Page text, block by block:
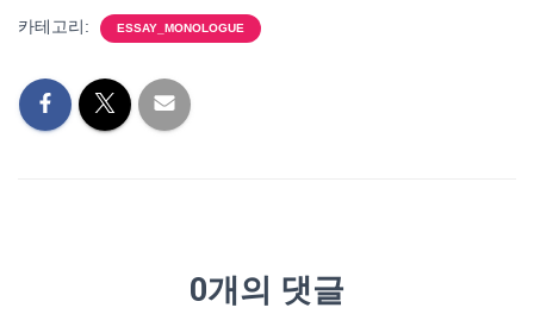
카테고리: ESSAY_MONOLOGUE
0개의 댓글